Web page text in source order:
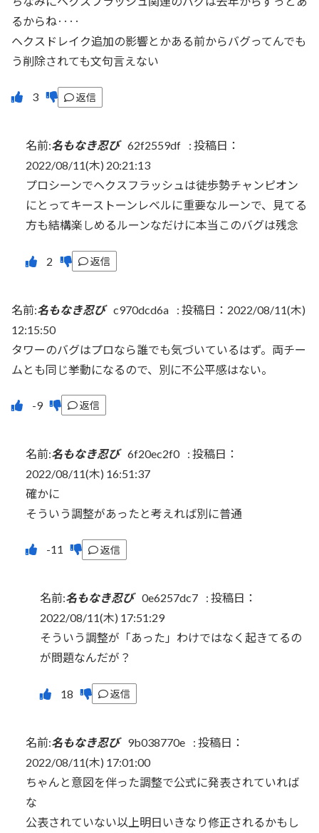
るからね‥‥
ヘクスドレイク追加の影響とかある前からバグってんでも
う削除されても文句言えない
返信
名前:名もなき忍び 62f2559df : 投稿日：
2022/08/11(木) 20:21:13
プロシーンでヘクスフラッシュは徒歩勢チャンピオン
にとってキーストーンレベルに重要なルーンで、見てる
方も結構楽しめるルーンなだけに本当このバグは残念
返信
名前:名もなき忍び c970dcd6a : 投稿日：2022/08/11(木)
12:15:50
タワーのバグはプロなら誰でも気づいているはず。両チー
ムとも同じ挙動になるので、別に不公平感はない。
返信
名前:名もなき忍び 6f20ec2f0 : 投稿日：
2022/08/11(木) 16:51:37
確かに
そういう調整があったと考えれば別に普通
返信
名前:名もなき忍び 0e6257dc7 : 投稿日：
2022/08/11(木) 17:51:29
そういう調整が「あった」わけではなく起きてるの
が問題なんだが？
返信
名前:名もなき忍び 9b038770e : 投稿日：
2022/08/11(木) 17:01:00
ちゃんと意図を伴った調整で公式に発表されていれば
な
公表されていない以上明日いきなり修正されるかもし